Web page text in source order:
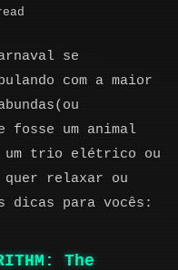
se
com a maior
fosse um animal
um trio elétrico ou
quer relaxar ou
dicas para vocês:
The